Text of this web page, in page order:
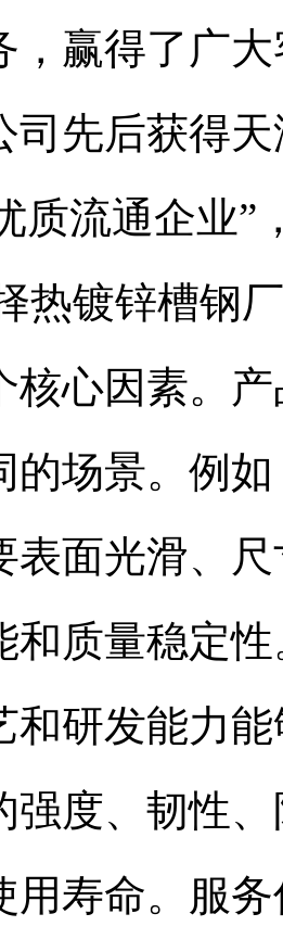
，赢得了广
司先后获得
质流通企业”
热镀锌槽钢
核心因素。
的场景。例
表面光滑、
和质量稳定
和研发能力
强度、韧性
用寿命。服